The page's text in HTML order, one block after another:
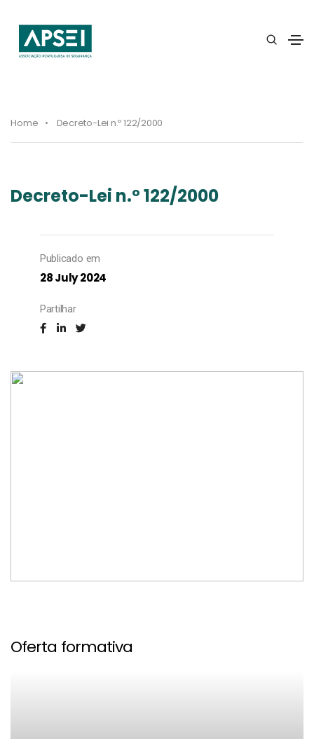
Home Decreto-Lei n.º 122/2000
Decreto-Lei n.º 122/2000
Publicado em
28 July 2024
Partilhar
Oferta formativa